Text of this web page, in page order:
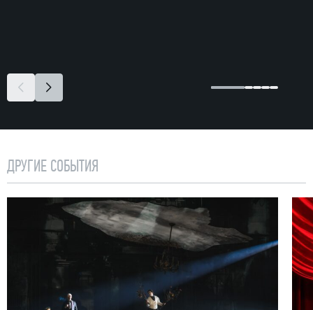
ДРУГИЕ СОБЫТИЯ